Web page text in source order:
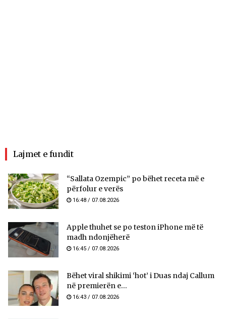
Lajmet e fundit
“Sallata Ozempic” po bëhet receta më e
përfolur e verës
16:48 / 07.08.2026
Apple thuhet se po teston iPhone më të
madh ndonjëherë
16:45 / 07.08.2026
Bëhet viral shikimi ‘hot’ i Duas ndaj Callum
në premierën e...
16:43 / 07.08.2026